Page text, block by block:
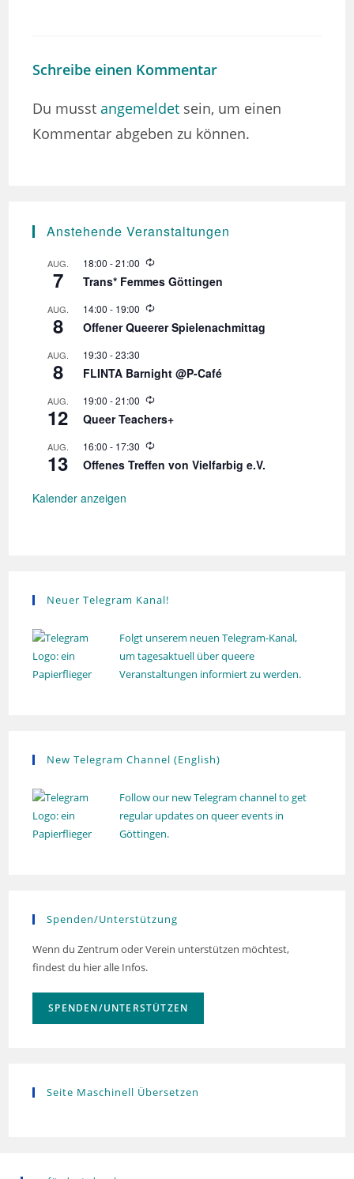
Schreibe einen Kommentar
Du musstangemeldet sein, um einen
Kommentar abgeben zu können.
Anstehende Veranstaltungen
AUG.
7
18:00 -21:00
W
e
e
r
u
g
Trans* Femmes Göttingen
AUG.
8
14:00 - 19:00
W
e
r
h
o
u
g
Offener Queerer Spielenachmittag
AUG.
8
19:30 -23:30
FLINTA Barnight @P-Café
AUG.
12
19:00 -21:00
W
e
e
r
Queer Teachers+
AUG.
13
16:00 - 17:30
W
e
Offenes Treffen von Vielfarbig e.V.
Kalender anzeigen
Neuer Telegram Kanal!
Folgt unserem neuen Telegram-Kanal,
um tagesaktuell über queere
Veranstaltungen informiert zu werden.
New Telegram Channel (English)
Follow our new Telegram channel to get
regular updates on queer events in
Göttingen.
Spenden/Unterstützung
Wenn du Zentrum oder Verein unterstützen möchtest,
findest du hier alle Infos.
SPENDEN/UNTERSTÜTZEN
Seite Maschinell Übersetzen